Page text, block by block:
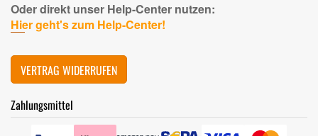
Oder direkt unser Help-Center nutzen:
Hier geht's zum Help-Center!
VERTRAG WIDERRUFEN
Zahlungsmittel